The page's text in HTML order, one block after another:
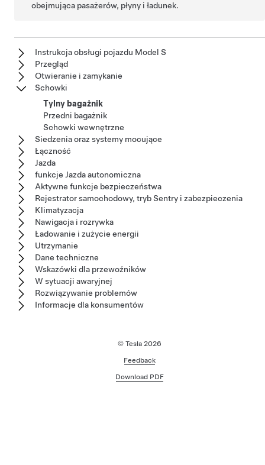
obejmująca pasażerów, płyny i ładunek.
Instrukcja obsługi pojazdu Model S
Przegląd
Otwieranie i zamykanie
Schowki
Tylny bagażnik
Przedni bagażnik
Schowki wewnętrzne
Siedzenia oraz systemy mocujące
Łączność
Jazda
funkcje Jazda autonomiczna
Aktywne funkcje bezpieczeństwa
Rejestrator samochodowy, tryb Sentry i zabezpieczenia
Klimatyzacja
Nawigacja i rozrywka
Ładowanie i zużycie energii
Utrzymanie
Dane techniczne
Wskazówki dla przewoźników
W sytuacji awaryjnej
Rozwiązywanie problemów
Informacje dla konsumentów
© Tesla 2026
Feedback
Download PDF